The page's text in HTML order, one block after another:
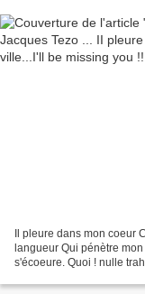
Il pleure dans mon coeur
langueur Qui pénètre
s'écoeure. Quoi ! nulle